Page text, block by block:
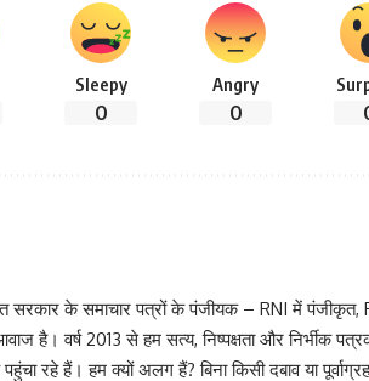
Sleepy
0
Angry
0
सरकार के समाचार पत्रों के पंजीयक – RNI में
है। वर्ष 2013 से हम सत्य, निष्पक्षता और निर्भीक
रहे हैं। हम क्यों अलग हैं? बिना किसी दबाव या